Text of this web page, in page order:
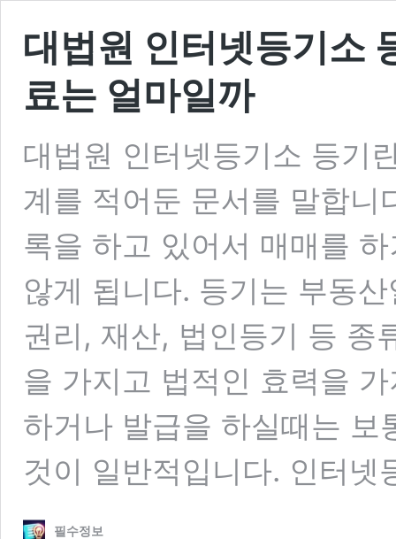
대법원 인터넷등기소
료는 얼마일까
대법원 인터넷등기소 등기
계를 적어둔 문서를 말합니
록을 하고 있어서 매매를
않게 됩니다. 등기는 부동
권리, 재산, 법인등기 등 종
을 가지고 법적인 효력을
하거나 발급을 하실때는 보
것이 일반적입니다. 인터
필수정보